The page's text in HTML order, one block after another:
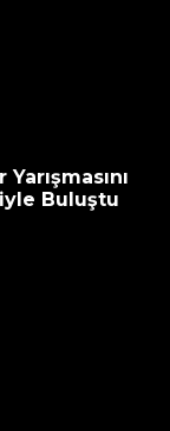
Buluştu